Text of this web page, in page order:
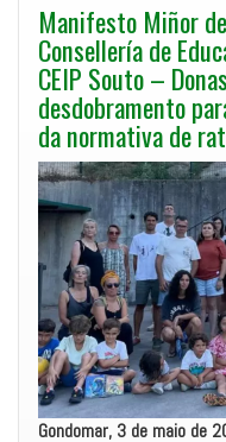
Manifesto Miñor
Consellería de
CEIP Souto –
desdobramento
da normativa de
Gondomar, 3 de maio de